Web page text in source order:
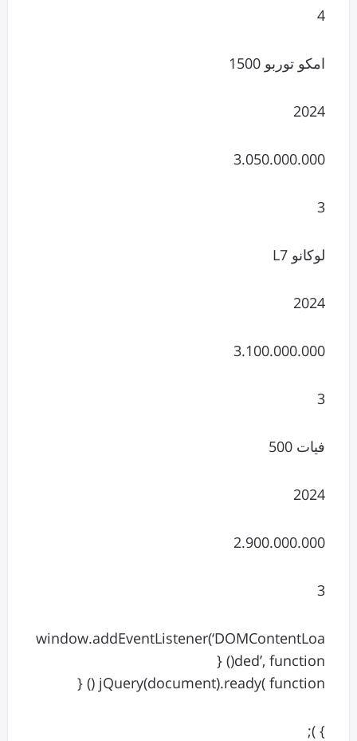
4
امکو توربو 1500
2024
3.050.000.000
3
لوکانو L7
2024
3.100.000.000
3
فیات 500
2024
2.900.000.000
3
window.addEventListener(‘DOMContentLoa
ded’, function() {
jQuery(document).ready( function () {
} );